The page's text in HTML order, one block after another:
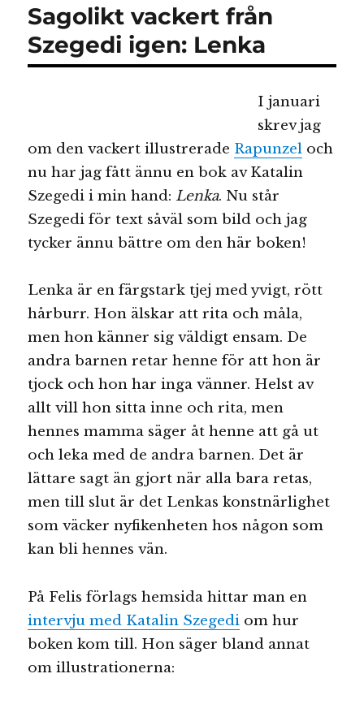
Lenka!
Sagolikt vackert från
Szegedi igen: Lenka
I januari
skrev jag
om den vackert illustrerade Rapunzel och
nu har jag fått ännu en bok av Katalin
Szegedi i min hand: Lenka. Nu står
Szegedi för text såväl som bild och jag
tycker ännu bättre om den här boken!
Lenka är en färgstark tjej med yvigt, rött
hårburr. Hon älskar att rita och måla,
men hon känner sig väldigt ensam. De
andra barnen retar henne för att hon är
tjock och hon har inga vänner. Helst av
allt vill hon sitta inne och rita, men
hennes mamma säger åt henne att gå ut
och leka med de andra barnen. Det är
lättare sagt än gjort när alla bara retas,
men till slut är det Lenkas konstnärlighet
som väcker nyfikenheten hos någon som
kan bli hennes vän.
På Felis förlags hemsida hittar man en
intervju med Katalin Szegedi om hur
boken kom till. Hon säger bland annat
om illustrationerna: